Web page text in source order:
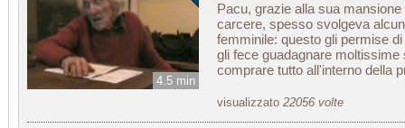
4.5 min
Pacu, grazie alla sua
carcere, spesso svolgeva
femminile: questo gli permise
gli fece guadagnare
comprare tutto all'interno della
visualizzato 22056 volte